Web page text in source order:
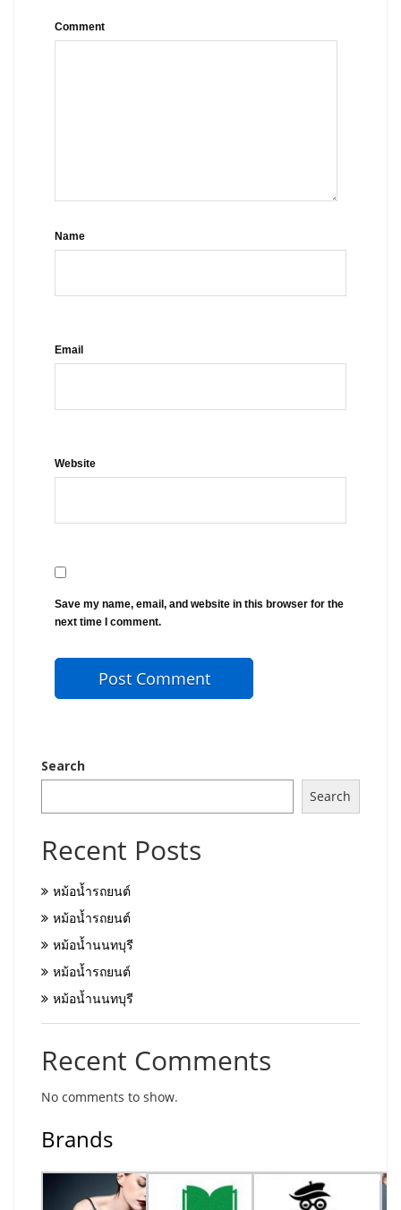
Comment
Name
Email
Website
Save my name, email, and website in this browser for the
next time I comment.
Search
Search
Recent Posts
หม้อน้ำรถยนต์
หม้อน้ำรถยนต์
หม้อน้ำนนทบุรี
หม้อน้ำรถยนต์
หม้อน้ำนนทบุรี
Recent Comments
No comments to show.
Brands